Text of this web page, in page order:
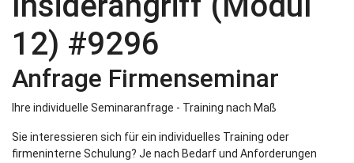
12) #9296
Anfrage Firmenseminar
Ihre individuelle Seminaranfrage - Training nach Maß
Sie interessieren sich für ein individuelles Training oder
firmeninterne Schulung? Je nach Bedarf und Anforderungen